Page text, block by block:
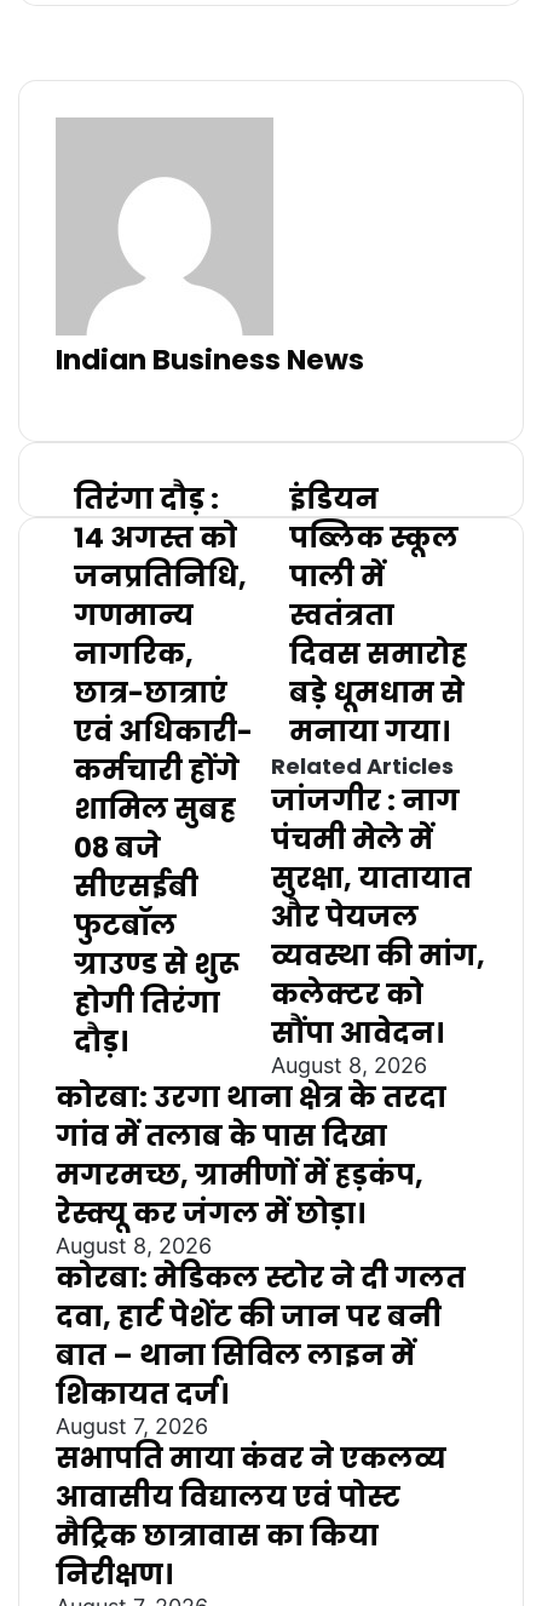
Indian Business News
तिरंगा दौड़ :
14 अगस्त को
जनप्रतिनिधि,
गणमान्य
नागरिक,
छात्र-छात्राएं
एवं अधिकारी-
कर्मचारी होंगे
शामिल सुबह
08 बजे
सीएसईबी
फुटबॉल
ग्राउण्ड से शुरू
होगी तिरंगा
दौड़।
इंडियन
पब्लिक स्कूल
पाली में
स्वतंत्रता
दिवस समारोह
बड़े धूमधाम से
मनाया गया।
Related Articles
जांजगीर : नाग
पंचमी मेले में
सुरक्षा, यातायात
और पेयजल
व्यवस्था की मांग,
कलेक्टर को
सौंपा आवेदन।
August 8, 2026
कोरबा: उरगा थाना क्षेत्र के तरदा
गांव में तलाब के पास दिखा
मगरमच्छ, ग्रामीणों में हड़कंप,
रेस्क्यू कर जंगल में छोड़ा।
August 8, 2026
कोरबा: मेडिकल स्टोर ने दी गलत
दवा, हार्ट पेशेंट की जान पर बनी
बात – थाना सिविल लाइन में
शिकायत दर्ज।
August 7, 2026
सभापति माया कंवर ने एकलव्य
आवासीय विद्यालय एवं पोस्ट
मैट्रिक छात्रावास का किया
निरीक्षण।